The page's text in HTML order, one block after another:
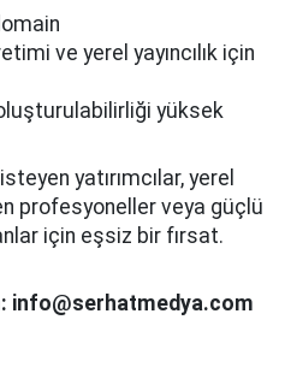
ve yerel yayıncılık için
yüksek
yatırımcılar, yerel
profesyoneller veya güçlü
için eşsiz bir fırsat.
info@serhatmedya.com